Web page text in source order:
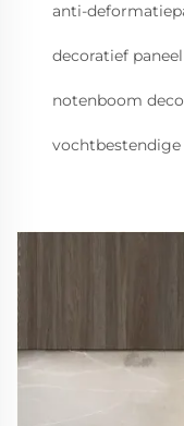
anti-
decoratief
notenboom
vochtbestendige